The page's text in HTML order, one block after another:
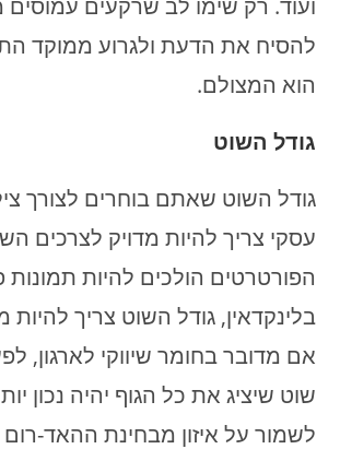
ועוד. רק שימו לב שרקעים עמוסים
להסיח את הדעת ולגרוע ממוקד
הוא המצולם.
גודל השוט
גודל השוט שאתם בוחרים לצורך
עסקי צריך להיות מדויק לצרכים
הפורטרטים הולכים להיות תמונות
בלינקדאין, גודל השוט צריך להיות
אם מדובר בחומר שיווקי לארגון,
שוט שיציג את כל הגוף יהיה נכון
לשמור על איזון מבחינת ההאד-